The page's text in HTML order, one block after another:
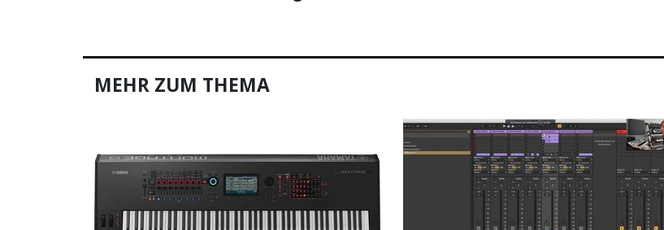
MEHR ZUM THEMA